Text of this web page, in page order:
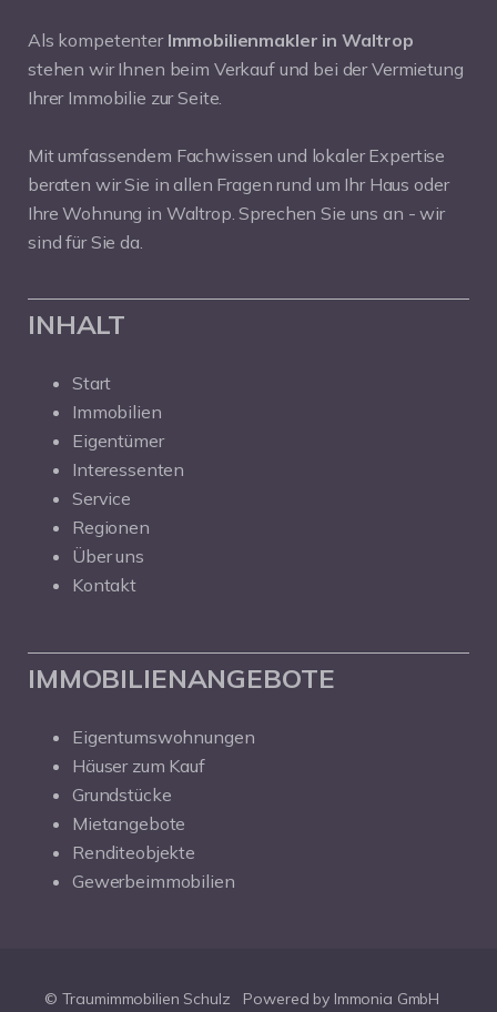
Als kompetenter Immobilienmakler in Waltrop
stehen wir Ihnen beim Verkauf und bei der Vermietung
Ihrer Immobilie zur Seite.
Mit umfassendem Fachwissen und lokaler Expertise
beraten wir Sie in allen Fragen rund um Ihr Haus oder
Ihre Wohnung in Waltrop. Sprechen Sie uns an - wir
sind für Sie da.
INHALT
Start
Immobilien
Eigentümer
Interessenten
Service
Regionen
Über uns
Kontakt
IMMOBILIENANGEBOTE
Eigentumswohnungen
Häuser zum Kauf
Grundstücke
Mietangebote
Renditeobjekte
Gewerbeimmobilien
© Traumimmobilien Schulz Powered by Immonia GmbH